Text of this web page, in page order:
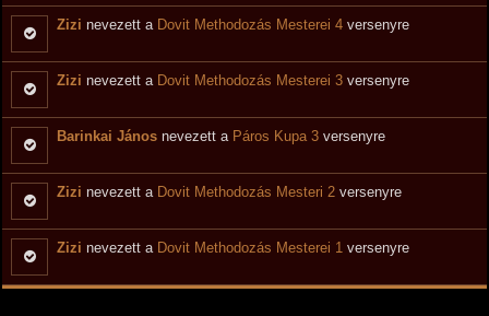
Zizi nevezett a Dovit Methodozás Mesterei 4 versenyre
Zizi nevezett a Dovit Methodozás Mesterei 3 versenyre
Barinkai János nevezett a Páros Kupa 3 versenyre
Zizi nevezett a Dovit Methodozás Mesteri 2 versenyre
Zizi nevezett a Dovit Methodozás Mesterei 1 versenyre